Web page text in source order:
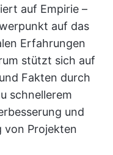
auf Empirie –
auf das
Erfahrungen
stützt sich auf
Fakten durch
schnellerem
und
von Projekten